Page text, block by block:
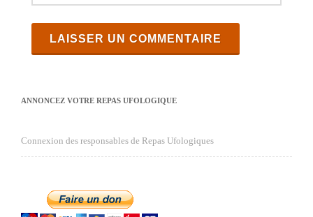
ANNONCEZ VOTRE REPAS UFOLOGIQUE
Connexion des responsables de Repas Ufologiques